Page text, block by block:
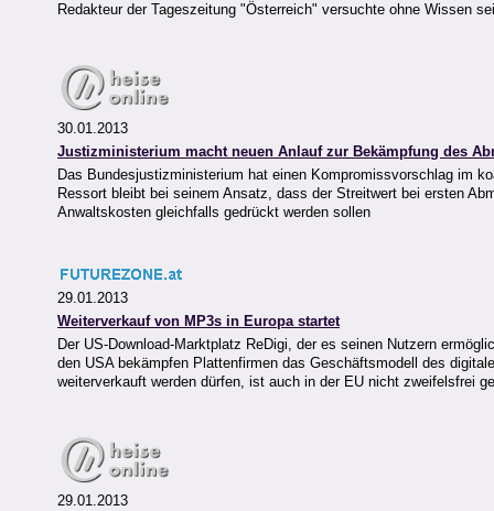
Redakteur der Tageszeitung "Österreich" versuchte ohne Wissen
30.01.2013
Justizministerium macht neuen Anlauf zur Bekämpfung des
Das Bundesjustizministerium hat einen Kompromissvorschlag im
Ressort bleibt bei seinem Ansatz, dass der Streitwert bei ersten
Anwaltskosten gleichfalls gedrückt werden sollen
29.01.2013
Weiterverkauf von MP3s in Europa startet
Der US-Download-Marktplatz ReDigi, der es seinen Nutzern
den USA bekämpfen Plattenfirmen das Geschäftsmodell des
weiterverkauft werden dürfen, ist auch in der EU nicht zweifelsfrei
29.01.2013